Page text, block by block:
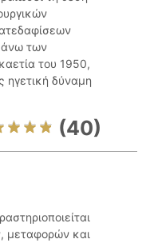
άνω των
του 1950,
ηγετική δύναμη
(40)
μεταφορών και